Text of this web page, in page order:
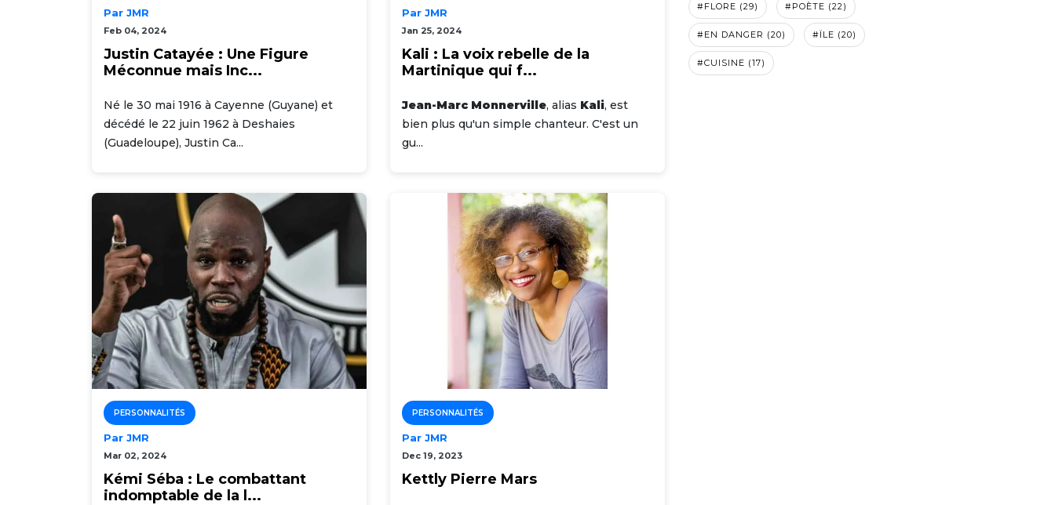
Par JMR
Feb 04, 2024
Justin Catayée : Une Figure
Méconnue mais Inc...
Né le 30 mai 1916 à Cayenne (Guyane) et
décédé le 22 juin 1962 à Deshaies
(Guadeloupe), Justin Ca...
Par JMR
Jan 25, 2024
Kali : La voix rebelle de la
Martinique qui f...
Jean-Marc Monnerville, alias Kali, est
bien plus qu'un simple chanteur. C'est un
gu...
PERSONNALITÉS
Par JMR
Mar 02, 2024
Kémi Séba : Le combattant
indomptable de la l...
PERSONNALITÉS
Par JMR
Dec 19, 2023
Kettly Pierre Mars
#FLORE (29) #POÈTE (22)
#EN DANGER (20) #ÏLE (20)
#CUISINE (17)